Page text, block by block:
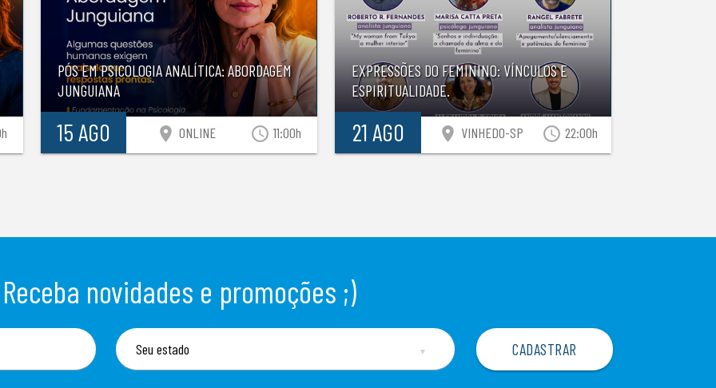
PÓS EM PSICOLOGIA ANALÍTICA: ABORDAGEM
JUNGUIANA
15 AGO location_on ONLINE access_time 11:00h
EXPRESSÕES DO FEMININO: VÍNCULOS E
ESPIRITUALIDADE.
21 AGO location_on VINHEDO-SP access_time 22:00h
Receba novidades e promoções ;)
▼